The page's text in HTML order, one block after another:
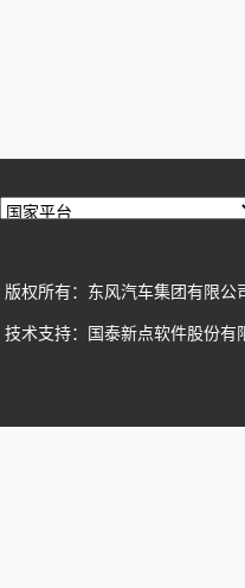
版权所有：东风汽车集团有限公
技术支持：国泰新点软件股份有